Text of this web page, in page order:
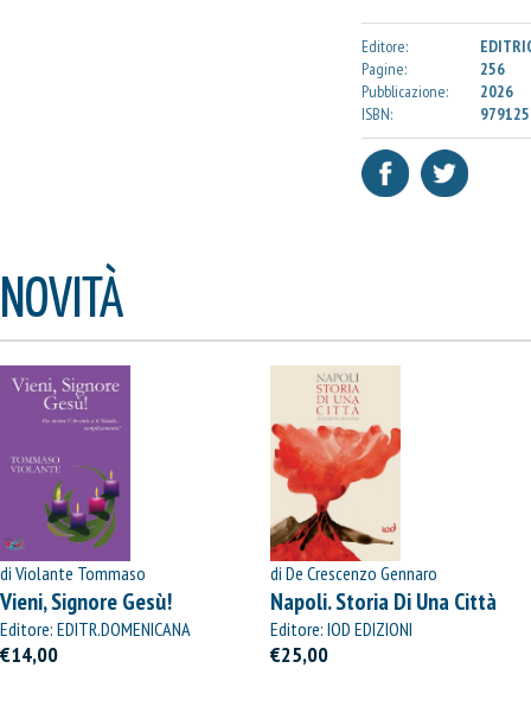
Editore:
Pagine:
256
Pubblicazione:
2026
ISBN:
NOVITÀ
di Violante Tommaso
Vieni, Signore Gesù!
Editore: EDITR.DOMENICANA
ITALIANA
€14,00
di De Crescenzo Gennaro
Napoli. Storia Di Una Città
Editore: IOD EDIZIONI
€25,00